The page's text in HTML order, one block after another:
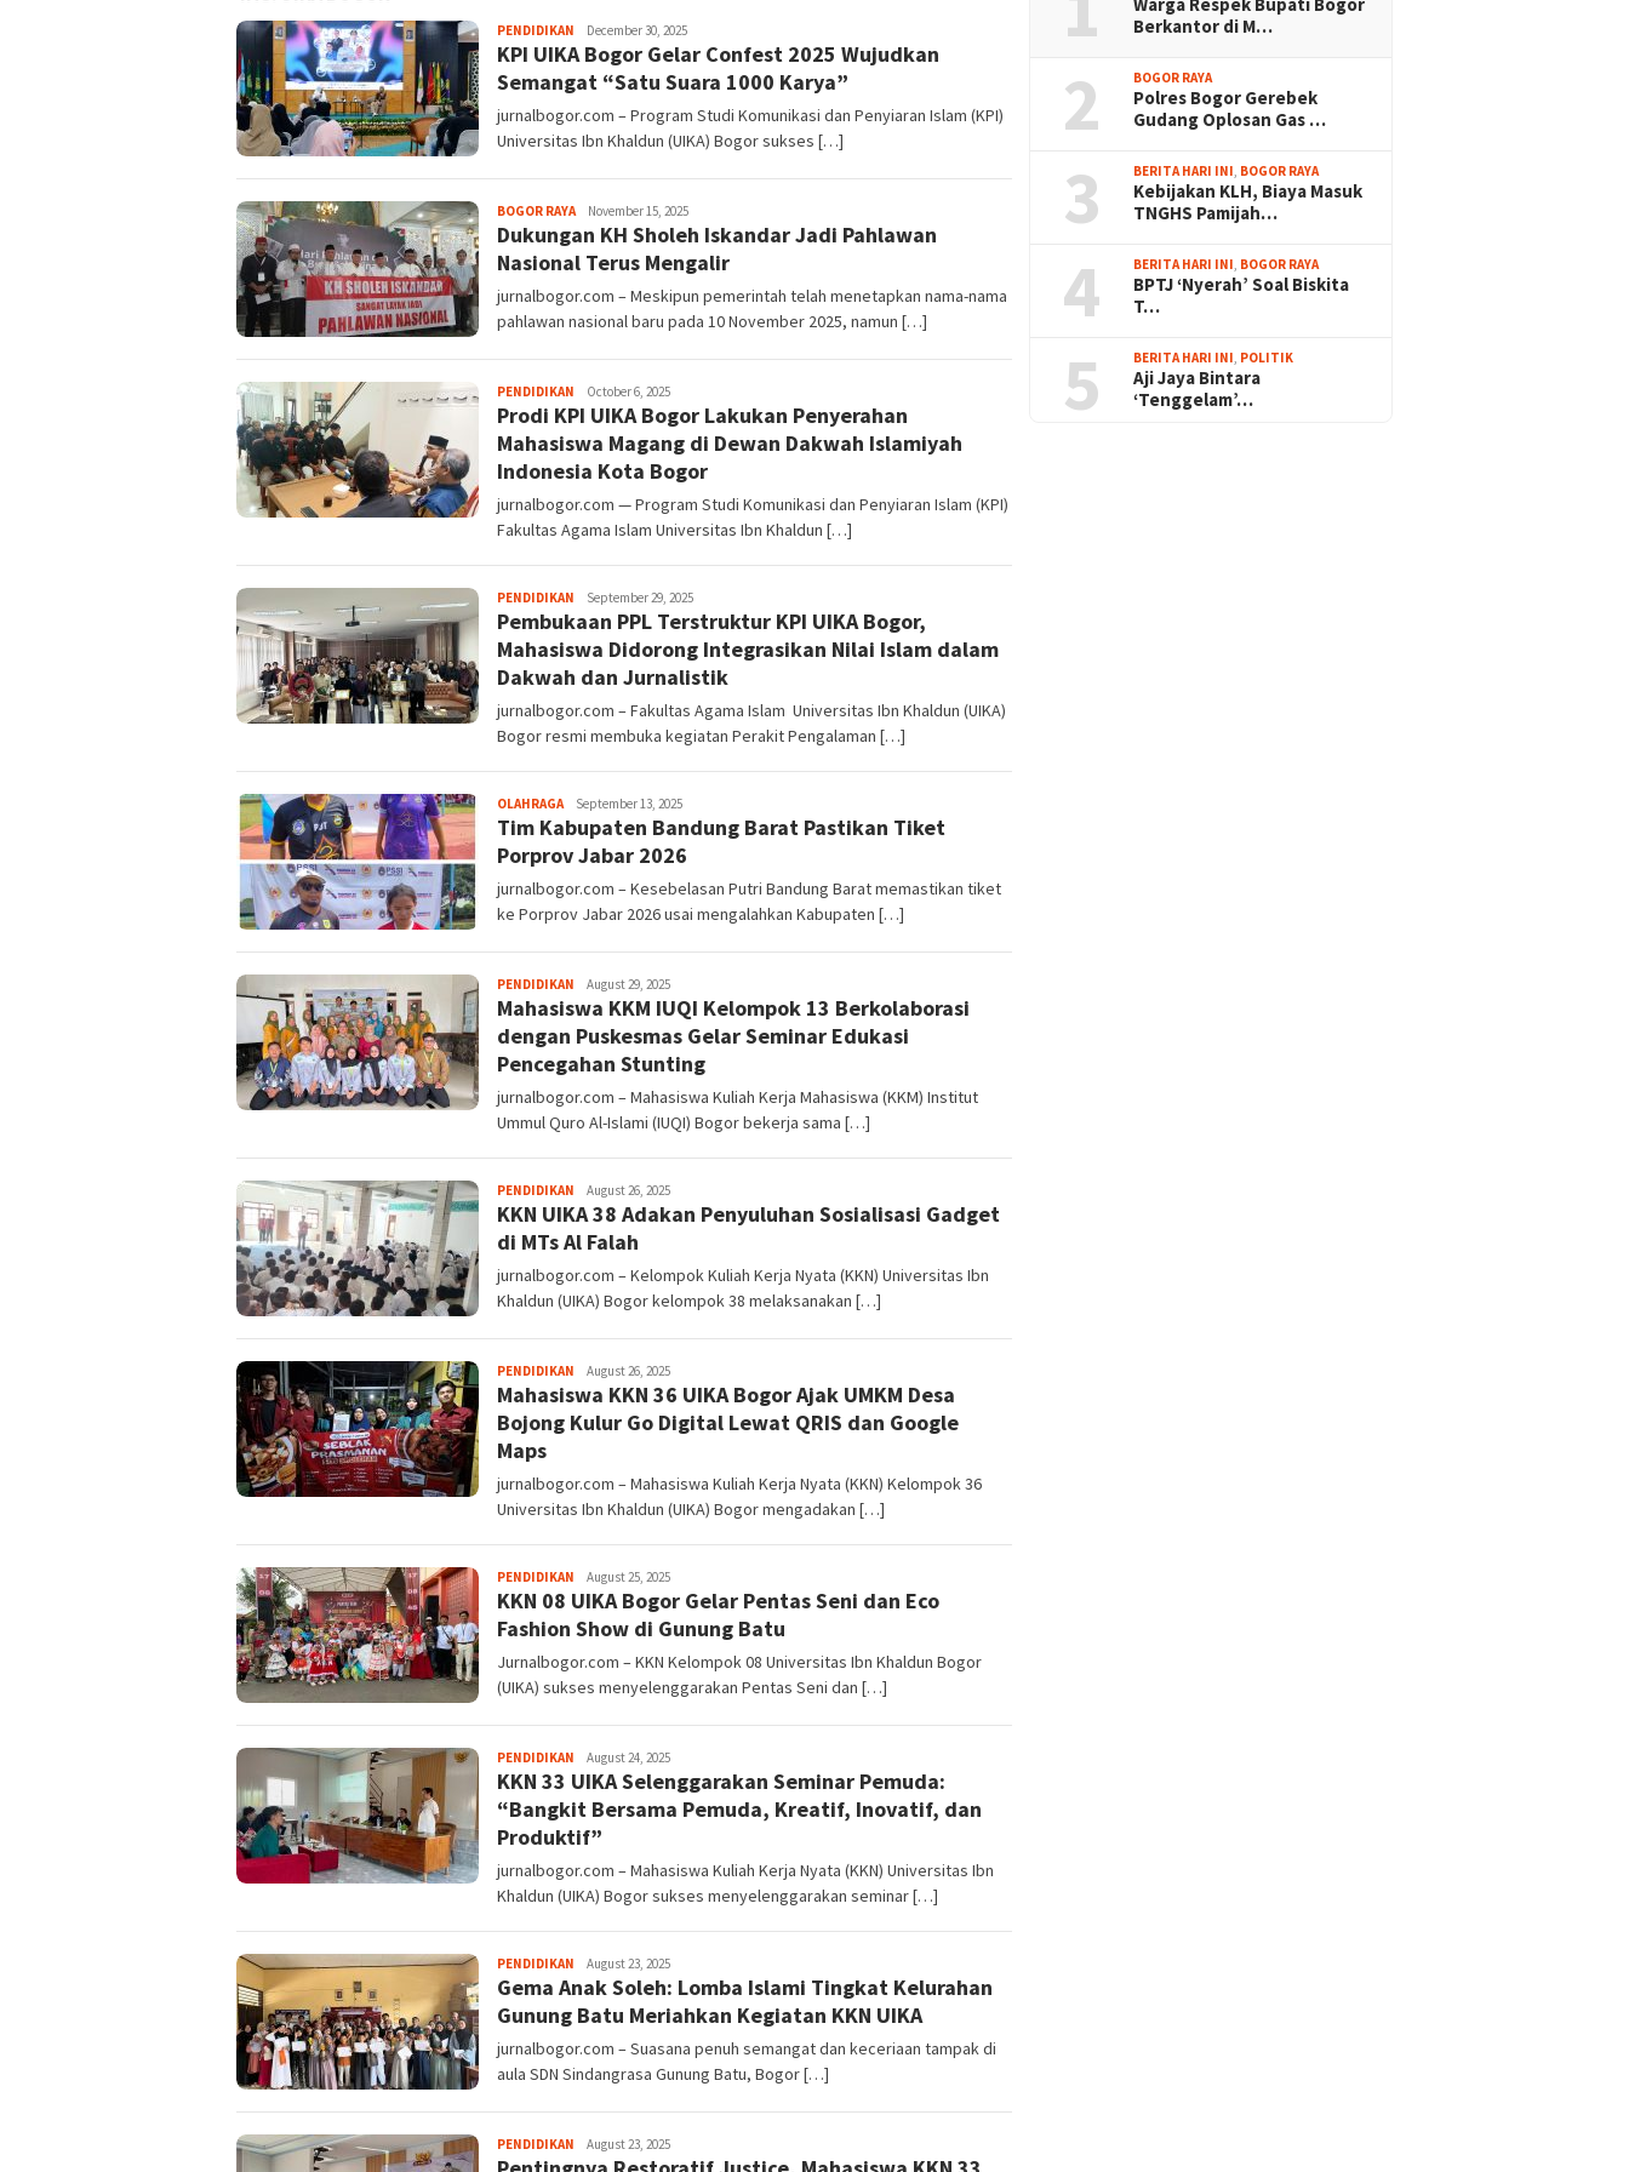
PENDIDIKAN Sayyev
December 30, 2025
KPI UIKA Bogor Gelar Confest 2025 Wujudkan
Semangat “Satu Suara 1000 Karya”
jurnalbogor.com – Program Studi Komunikasi dan Penyiaran Islam (KPI)
Universitas Ibn Khaldun (UIKA) Bogor sukses […]
BOGOR RAYASayyev
November 15, 2025
Dukungan KH Sholeh Iskandar Jadi Pahlawan
Nasional Terus Mengalir
jurnalbogor.com – Meskipun pemerintah telah menetapkan nama-nama
pahlawan nasional baru pada 10 November 2025, namun […]
PENDIDIKAN Sayyev
October 6, 2025
Prodi KPI UIKA Bogor Lakukan Penyerahan
Mahasiswa Magang di Dewan Dakwah Islamiyah
Indonesia Kota Bogor
jurnalbogor.com — Program Studi Komunikasi dan Penyiaran Islam (KPI)
Fakultas Agama Islam Universitas Ibn Khaldun […]
PENDIDIKAN Sayyev
September 29, 2025
Pembukaan PPL Terstruktur KPI UIKA Bogor,
Mahasiswa Didorong Integrasikan Nilai Islam dalam
Dakwah dan Jurnalistik
jurnalbogor.com – Fakultas Agama Islam Universitas Ibn Khaldun (UIKA)
Bogor resmi membuka kegiatan Perakit Pengalaman […]
OLAHRAGAAga
Alamanda
September 13, 2025
Tim Kabupaten Bandung Barat Pastikan Tiket
Porprov Jabar 2026
jurnalbogor.com – Kesebelasan Putri Bandung Barat memastikan tiket
ke Porprov Jabar 2026 usai mengalahkan Kabupaten […]
PENDIDIKAN Sayyev
August 29, 2025
Mahasiswa KKM IUQI Kelompok 13 Berkolaborasi
dengan Puskesmas Gelar Seminar Edukasi
Pencegahan Stunting
jurnalbogor.com – Mahasiswa Kuliah Kerja Mahasiswa (KKM) Institut
Ummul Quro Al-Islami (IUQI) Bogor bekerja sama […]
PENDIDIKAN Sayyev
August 26, 2025
KKN UIKA 38 Adakan Penyuluhan Sosialisasi Gadget
di MTs Al Falah
jurnalbogor.com – Kelompok Kuliah Kerja Nyata (KKN) Universitas Ibn
Khaldun (UIKA) Bogor kelompok 38 melaksanakan […]
PENDIDIKAN Sayyev
August 26, 2025
Mahasiswa KKN 36 UIKA Bogor Ajak UMKM Desa
Bojong Kulur Go Digital Lewat QRIS dan Google
Maps
jurnalbogor.com – Mahasiswa Kuliah Kerja Nyata (KKN) Kelompok 36
Universitas Ibn Khaldun (UIKA) Bogor mengadakan […]
PENDIDIKAN Sayyev
August 25, 2025
KKN 08 UIKA Bogor Gelar Pentas Seni dan Eco
Fashion Show di Gunung Batu
Jurnalbogor.com – KKN Kelompok 08 Universitas Ibn Khaldun Bogor
(UIKA) sukses menyelenggarakan Pentas Seni dan […]
PENDIDIKAN Sayyev
August 24, 2025
KKN 33 UIKA Selenggarakan Seminar Pemuda:
“Bangkit Bersama Pemuda, Kreatif, Inovatif, dan
Produktif”
jurnalbogor.com – Mahasiswa Kuliah Kerja Nyata (KKN) Universitas Ibn
Khaldun (UIKA) Bogor sukses menyelenggarakan seminar […]
PENDIDIKAN Sayyev
August 23, 2025
Gema Anak Soleh: Lomba Islami Tingkat Kelurahan
Gunung Batu Meriahkan Kegiatan KKN UIKA
jurnalbogor.com – Suasana penuh semangat dan keceriaan tampak di
aula SDN Sindangrasa Gunung Batu, Bogor […]
PENDIDIKAN Sayyev
August 23, 2025
Warga Respek Bupati Bogor
Berkantor di M…
2 BOGOR RAYA
Polres Bogor Gerebek
Gudang Oplosan Gas …
3 BERITA HARI INI, BOGOR RAYA
Kebijakan KLH, Biaya Masuk
TNGHS Pamijah…
4 BERITA HARI INI, BOGOR RAYA
BPTJ ‘Nyerah’ Soal Biskita
T…
5 BERITA HARI INI, POLITIK
Aji Jaya Bintara
‘Tenggelam’…